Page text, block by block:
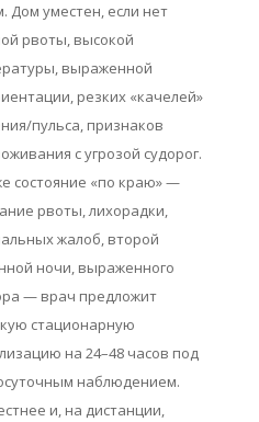
Дом уместен, если нет
рвоты, высокой
выраженной
резких «качелей»
пульса, признаков
с угрозой судорог.
состояние «по краю» —
рвоты, лихорадки,
жалоб, второй
ночи, выраженного
— врач предложит
стационарную
на 24–48 часов под
наблюдением.
и, на дистанции,